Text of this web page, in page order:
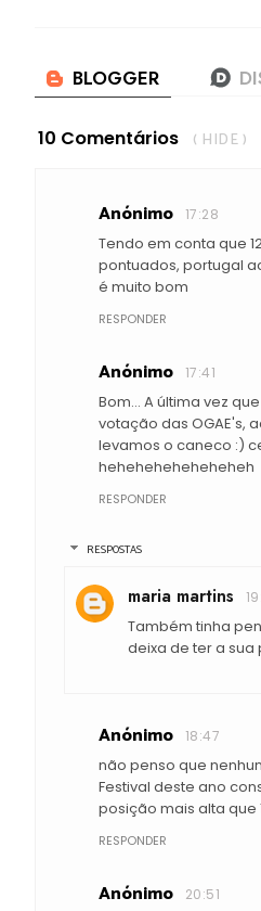
10 Comentários ( HIDE )
Anónimo 17:28
Tendo em conta que
pontuados, portugal
é muito bom
RESPONDER
Anónimo 17:41
Bom… A última vez
votação das OGAE's,
levamos o caneco :)
heheheheheheheheh
RESPONDER
RESPOSTAS
maria martins
Também tinha
deixa de ter a sua
Anónimo 18:47
não penso que
Festival deste ano
posição mais alta que
RESPONDER
Anónimo 20:51